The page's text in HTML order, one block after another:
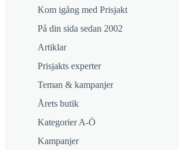
Kom igång med Prisjakt
På din sida sedan 2002
Artiklar
Prisjakts experter
Teman & kampanjer
Årets butik
Kategorier A-Ö
Kampanjer